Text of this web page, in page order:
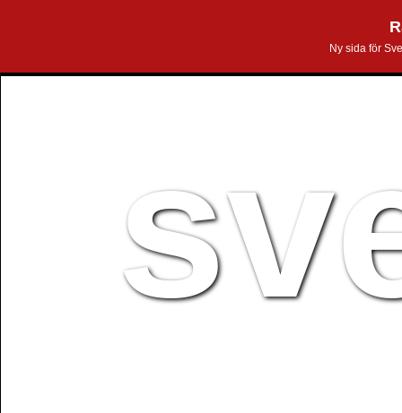
Ny sida för